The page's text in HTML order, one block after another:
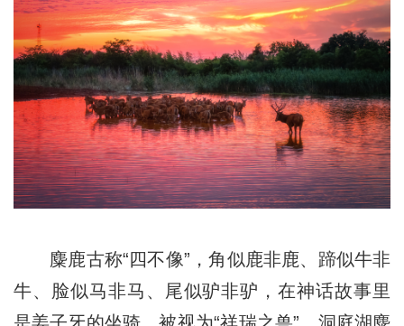
麋鹿古称“四不像”，角似鹿非鹿、蹄似牛非
牛、脸似马非马、尾似驴非驴，在神话故事里
是姜子牙的坐骑，被视为“祥瑞之兽”。洞庭湖麋
鹿是全国野化程度最高的麋鹿种群。总台记者
蹲守无数个清晨与黄昏，看麋鹿踏水而来，看
生态文明情书。
愿你知道：有些美，值得被世界看见，也